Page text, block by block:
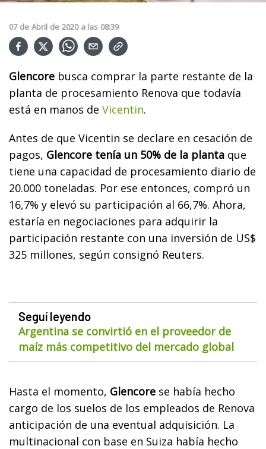
07 de Abril de 2020 a las 08:39
Glencore busca comprar la parte restante de la
planta de procesamiento Renova que todavía
está en manos de Vicentin.
Antes de que Vicentin se declare en cesación de
pagos, Glencore tenía un 50% de la planta que
tiene una capacidad de procesamiento diario de
20.000 toneladas. Por ese entonces, compró un
16,7% y elevó su participación al 66,7%. Ahora,
estaría en negociaciones para adquirir la
participación restante con una inversión de US$
325 millones, según consignó Reuters.
Seguí leyendo
Argentina se convirtió en el proveedor de
maíz más competitivo del mercado global
Hasta el momento, Glencore se había hecho
cargo de los suelos de los empleados de Renova
anticipación de una eventual adquisición. La
multinacional con base en Suiza había hecho